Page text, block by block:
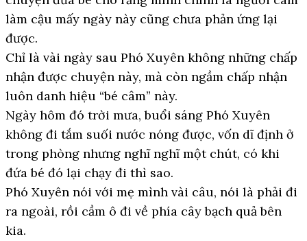
làm cậu mấy ngày này cũng chưa phản ứng lại
được.
Chỉ là vài ngày sau Phó Xuyên không những chấp
nhận được chuyện này, mà còn ngầm chấp nhận
luôn danh hiệu “bé câm” này.
Ngày hôm đó trời mưa, buổi sáng Phó Xuyên
không đi tắm suối nước nóng được, vốn dĩ định ở
trong phòng nhưng nghĩ nghĩ một chút, có khi
đứa bé đó lại chạy đi thì sao.
Phó Xuyên nói với mẹ mình vài câu, nói là phải đi
ra ngoài, rồi cầm ô đi về phía cây bạch quả bên
kia.